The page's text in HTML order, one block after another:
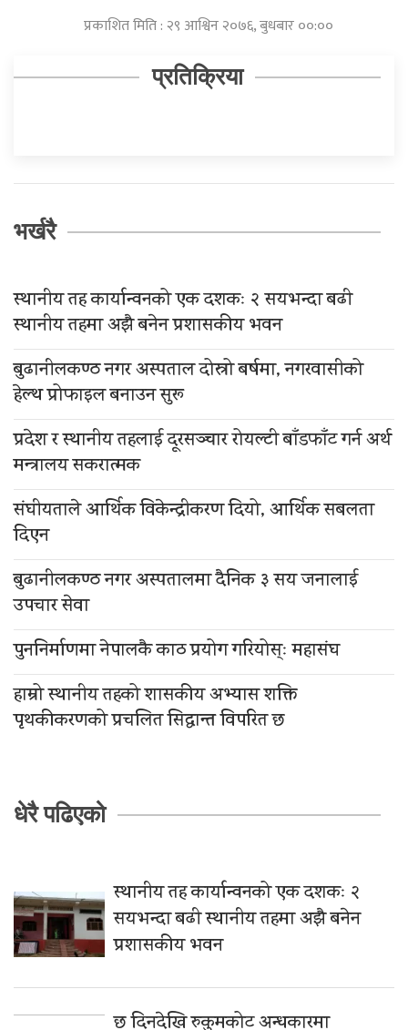
प्रकाशित मिति : २९ आश्विन २०७६, बुधबार ००:००
प्रतिक्रिया
भर्खरै
स्थानीय तह कार्यान्वनको एक दशकः २ सयभन्दा बढी
स्थानीय तहमा अझै बनेन प्रशासकीय भवन
बुढानीलकण्ठ नगर अस्पताल दोस्रो बर्षमा, नगरवासीको
हेल्थ प्रोफाइल बनाउन सुरू
प्रदेश र स्थानीय तहलाई दूरसञ्चार रोयल्टी बाँडफाँट गर्न अर्थ
मन्त्रालय सकरात्मक
संघीयताले आर्थिक विकेन्द्रीकरण दियो, आर्थिक सबलता
दिएन
बुढानीलकण्ठ नगर अस्पतालमा दैनिक ३ सय जनालाई
उपचार सेवा
पुननिर्माणमा नेपालकै काठ प्रयोग गरियोस्ः महासंघ
हाम्रो स्थानीय तहको शासकीय अभ्यास शक्ति
पृथकीकरणको प्रचलित सिद्धान्त विपरित छ
धेरै पढिएको
स्थानीय तह कार्यान्वनको एक दशकः २
सयभन्दा बढी स्थानीय तहमा अझै बनेन
प्रशासकीय भवन
छ दिनदेखि रुकुमकोट अन्धकारमा